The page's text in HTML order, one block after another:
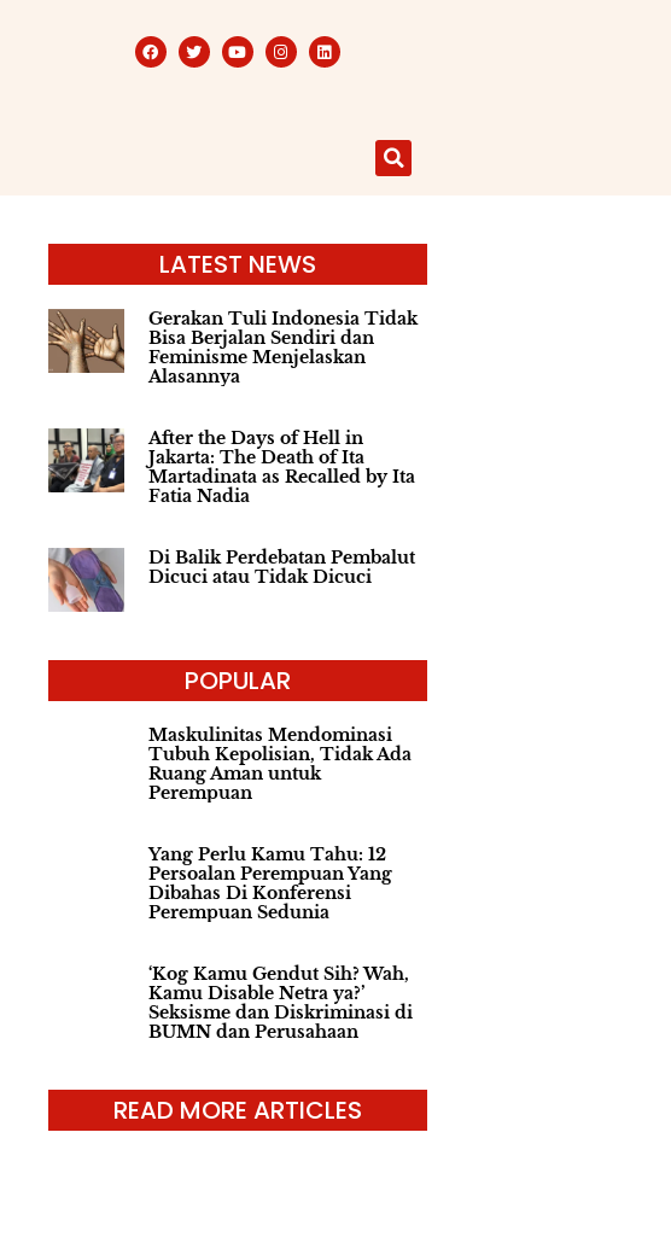
LATEST NEWS
Gerakan Tuli Indonesia Tidak
Bisa Berjalan Sendiri dan
Feminisme Menjelaskan
Alasannya
After the Days of Hell in
Jakarta: The Death of Ita
Martadinata as Recalled by Ita
Fatia Nadia
Di Balik Perdebatan Pembalut
Dicuci atau Tidak Dicuci
POPULAR
Maskulinitas Mendominasi
Tubuh Kepolisian, Tidak Ada
Ruang Aman untuk
Perempuan
Yang Perlu Kamu Tahu: 12
Persoalan Perempuan Yang
Dibahas Di Konferensi
Perempuan Sedunia
‘Kog Kamu Gendut Sih? Wah,
Kamu Disable Netra ya?’
Seksisme dan Diskriminasi di
BUMN dan Perusahaan
READ MORE ARTICLES